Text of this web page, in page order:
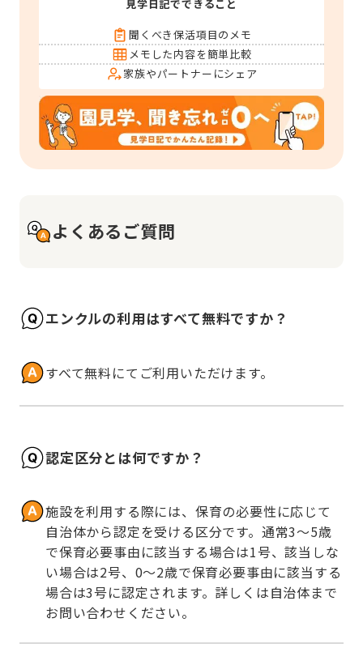
見学日記でできること
聞くべき保活項目のメモ
メモした内容を簡単比較
家族やパートナーにシェア
よくあるご質問
エンクルの利用はすべて無料ですか？
すべて無料にてご利用いただけます。
認定区分とは何ですか？
施設を利用する際には、保育の必要性に応じて
自治体から認定を受ける区分です。通常3～5歳
で保育必要事由に該当する場合は1号、該当しな
い場合は2号、0～2歳で保育必要事由に該当する
場合は3号に認定されます。詳しくは自治体まで
お問い合わせください。